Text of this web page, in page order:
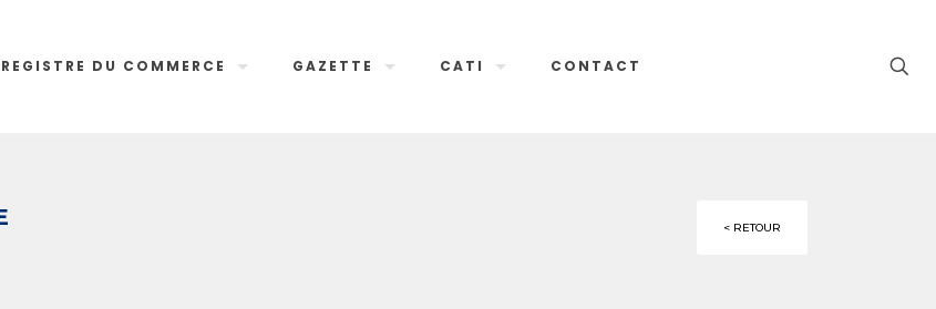
REGISTRE DU COMMERCE GAZETTE CATI CONTACT
< RETOUR